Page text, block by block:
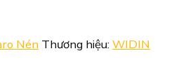
Nén Thương hiệu: WIDIN